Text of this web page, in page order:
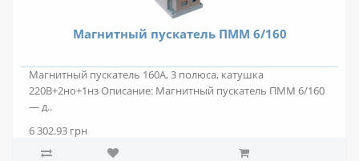
Магнитный пускатель ПММ 6/160
Магнитный пускатель 160А, 3 полюса, катушка
220В+2но+1нз Описание: Магнитный пускатель ПММ 6/160
— д..
6 302.93 грн